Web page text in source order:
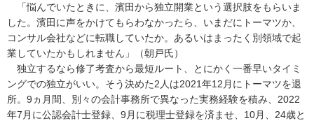
「悩んでいたときに、濱田から独立開業という選択肢をもらいま
した。濱田に声をかけてもらわなかったら、いまだにトーマツか、
コンサル会社などに転職していたか。あるいはまったく別領域で起
業していたかもしれません」（朝戸氏）
独立するなら修了考査から最短ルート、とにかく一番早いタイミ
ングでの独立がいい。そう決めた2人は2021年12月にトーマツを退
所。9ヵ月間、別々の会計事務所で異なった実務経験を積み、2022
年7月に公認会計士登録、9月に税理士登録を済ませ、10月、24歳と